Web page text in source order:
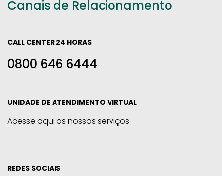
Canais de Relacionamento
CALL CENTER 24 HORAS
0800 646 6444
UNIDADE DE ATENDIMENTO VIRTUAL
Acesse aqui os nossos serviços.
REDES SOCIAIS